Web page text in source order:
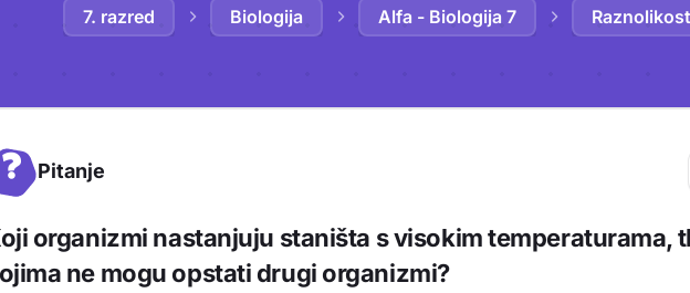
7. razred Biologija Alfa - Biologija 7
? Pitanje
Trebaš biti
sadržaj u
organizmi nastanjuju staništa s visokim temperaturama,
ne mogu opstati drugi organizmi?